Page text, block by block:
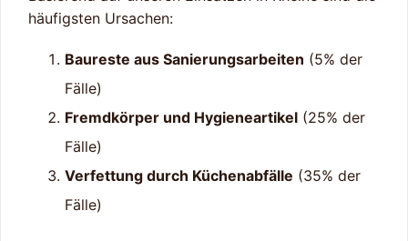
häufigsten Ursachen:
Baureste aus Sanierungsarbeiten (5% der
Fälle)
Fremdkörper und Hygieneartikel (25% der
Fälle)
Verfettung durch Küchenabfälle (35% der
Fälle)